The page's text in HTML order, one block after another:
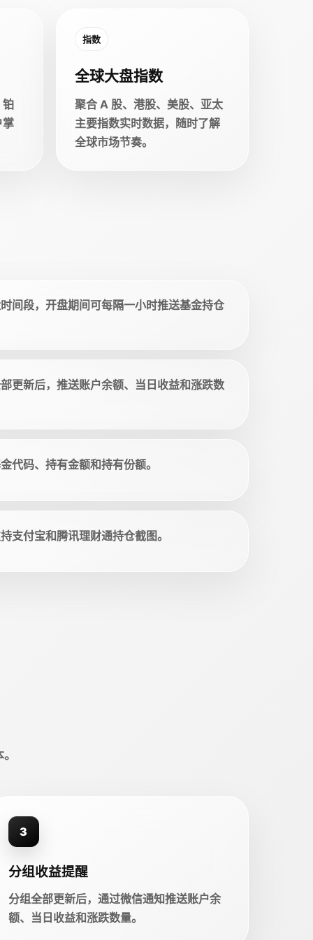
铂
掌
指数
全球大盘指数
聚合 A 股、港股、美股、亚太
主要指数实时数据，随时了解
全球市场节奏。
间段，开盘期间可每隔一小时推送基金持仓
更新后，推送账户余额、当日收益和涨跌数
代码、持有金额和持有份额。
支付宝和腾讯理财通持仓截图。
3
分组收益提醒
分组全部更新后，通过微信通知推送账户余
额、当日收益和涨跌数量。